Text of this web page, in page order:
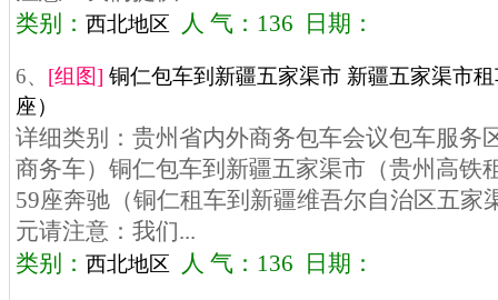
类别： 西北地区 人 气：136 日期：
6、 [组图] 铜仁包车到新疆五家渠市 新疆五家渠市
座）
详细类别：贵州省内外商务包车会议包车服务
商务车）铜仁包车到新疆五家渠市（贵州高铁
59座奔驰（铜仁租车到新疆维吾尔自治区五家
元请注意：我们...
类别： 西北地区 人 气：136 日期：